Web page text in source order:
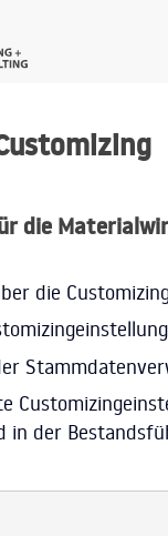
die
die
in der